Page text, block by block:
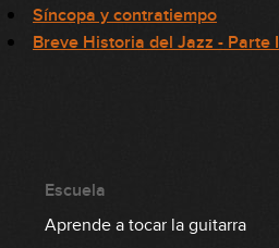
Síncopa y contratiempo
Breve Historia del Jazz - Parte I
Escuela
Aprende a tocar la guitarra